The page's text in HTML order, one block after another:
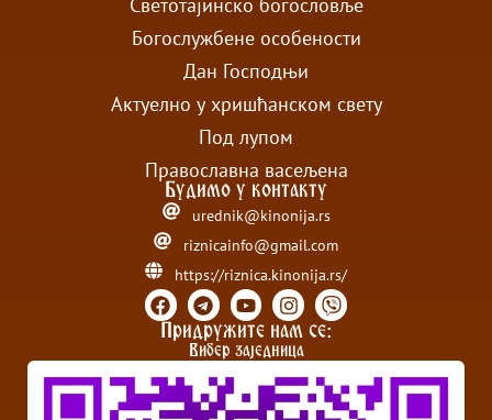
Светотајинско богословље
Богослужбене особености
Дан Господњи
Актуелно у хришћанском свету
Под лупом
Православна васељена
Будимо у контакту
urednik@kinonija.rs
riznicainfo@gmail.com
https://riznica.kinonija.rs/
Придружите нам се:
Вибер заједница